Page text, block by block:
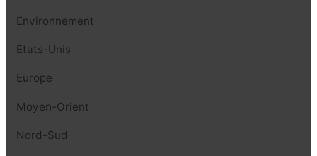
Environnement
Etats-Unis
Europe
Moyen-Orient
Nord-Sud